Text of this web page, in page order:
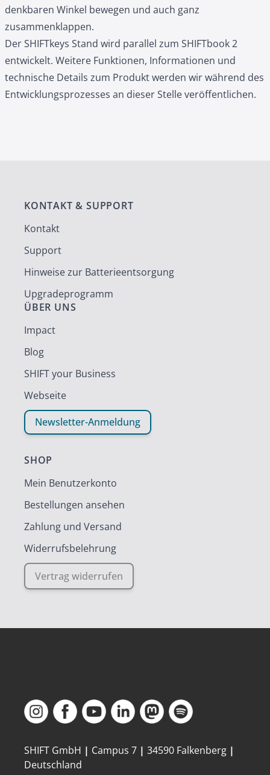
denkbaren Winkel bewegen und auch ganz
zusammenklappen.
Der SHIFTkeys Stand wird parallel zum SHIFTbook 2
entwickelt. Weitere Funktionen, Informationen und
technische Details zum Produkt werden wir während des
Entwicklungsprozesses an dieser Stelle veröffentlichen.
KONTAKT & SUPPORT
Kontakt
Support
Hinweise zur Batterieentsorgung
Upgradeprogramm
ÜBER UNS
Impact
Blog
SHIFT your Business
Webseite
Newsletter-Anmeldung
SHOP
Mein Benutzerkonto
Bestellungen ansehen
Zahlung und Versand
Widerrufsbelehrung
Vertrag widerrufen
SHIFT GmbH | Campus 7 | 34590 Falkenberg |
Deutschland